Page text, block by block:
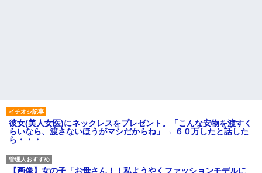
彼女(美人女医)にネックレスをプレゼント。「こんな安物を渡すく
らいなら、渡さないほうがマシだからね」→ ６０万したと話した
ら・・・
【画像】女の子「お母さん！！私ようやくファッションモデルに